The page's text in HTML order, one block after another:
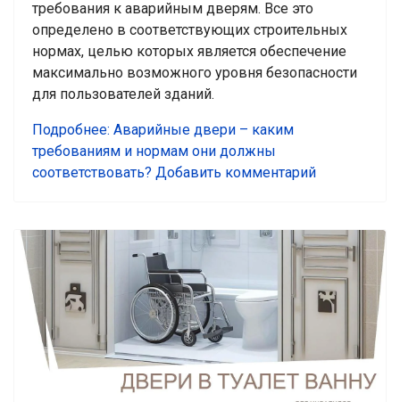
требования к аварийным дверям. Все это
определено в соответствующих строительных
нормах, целью которых является обеспечение
максимально возможного уровня безопасности
для пользователей зданий.
Подробнее: Аварийные двери – каким
требованиям и нормам они должны
соответствовать? Добавить комментарий